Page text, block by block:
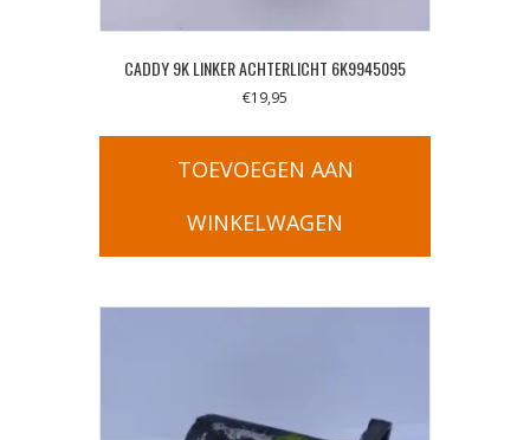
CADDY 9K LINKER ACHTERLICHT 6K9945095
€19,95
TOEVOEGEN AAN
WINKELWAGEN